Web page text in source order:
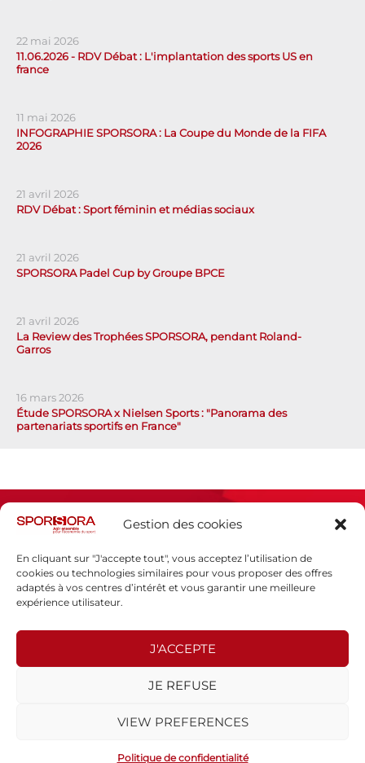
Gestion des cookies
En cliquant sur "J'accepte tout", vous acceptez l’utilisation de
cookies ou technologies similaires pour vous proposer des offres
adaptés à vos centres d’intérêt et vous garantir une meilleure
expérience utilisateur.
J'ACCEPTE
JE REFUSE
VIEW PREFERENCES
Politique de confidentialité
22 mai 2026
11.06.2026 - RDV Débat : L'implantation des sports US en
france
11 mai 2026
INFOGRAPHIE SPORSORA : La Coupe du Monde de la FIFA
2026
21 avril 2026
RDV Débat : Sport féminin et médias sociaux
21 avril 2026
SPORSORA Padel Cup by Groupe BPCE
21 avril 2026
La Review des Trophées SPORSORA, pendant Roland-
Garros
16 mars 2026
Étude SPORSORA x Nielsen Sports : "Panorama des
partenariats sportifs en France"
Espace presse
Politique de confidentialité
SPORSORA
75015 PARIS
WEB Stratégies- © 2026 Tous droits réservés.